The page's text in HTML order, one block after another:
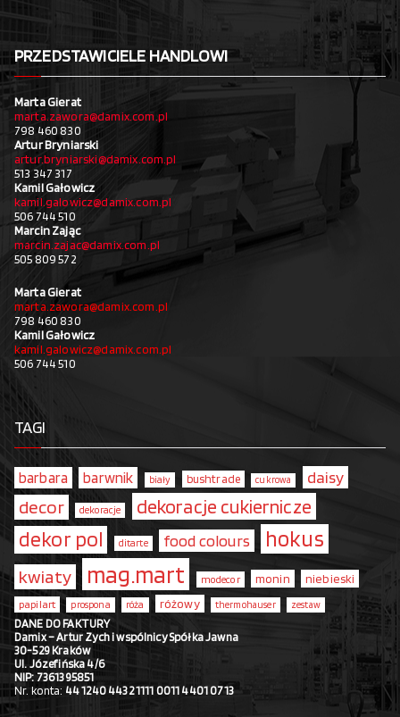
PRZEDSTAWICIELE HANDLOWI
Marta Gierat
marta.zawora@damix.com.pl
798 460 830
Artur Bryniarski
artur.bryniarski@damix.com.pl
513 347 317
Kamil Gałowicz
kamil.galowicz@damix.com.pl
506 744 510
Marcin Zając
marcin.zajac@damix.com.pl
505 809 572
Marta Gierat
marta.zawora@damix.com.pl
798 460 830
Kamil Gałowicz
kamil.galowicz@damix.com.pl
506 744 510
TAGI
barbara barwnik biały bushtrade cukrowa daisy
decor dekoracje dekoracje cukiernicze
dekor pol ditarte food colours hokus
kwiaty mag.mart modecor monin niebieski
papilart prospona róża różowy thermohauser zestaw
DANE DO FAKTURY
Damix – Artur Zych i wspólnicy Spółka Jawna
30-529 Kraków
Ul. Józefińska 4/6
NIP: 7361395851
Nr. konta: 44 1240 4432 1111 0011 4401 0713